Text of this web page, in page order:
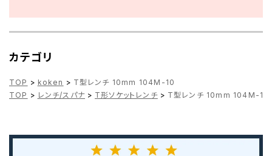
カテゴリ
TOP > koken > T型レンチ 10mm 104M-10
TOP > レンチ/スパナ > T形ソケットレンチ > T型レンチ 10mm 104M-10